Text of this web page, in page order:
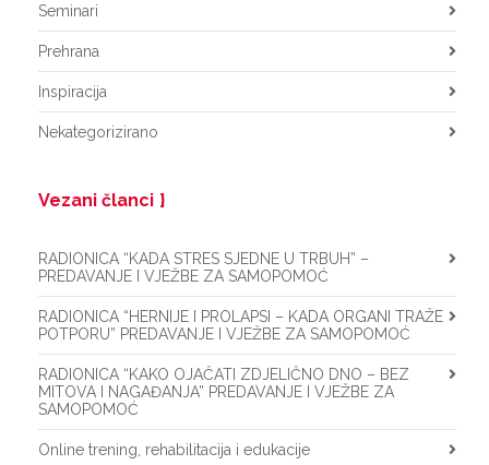
Seminari
Prehrana
Inspiracija
Nekategorizirano
Vezani članci
RADIONICA “KADA STRES SJEDNE U TRBUH” –
PREDAVANJE I VJEŽBE ZA SAMOPOMOĆ
RADIONICA “HERNIJE I PROLAPSI – KADA ORGANI TRAŽE
POTPORU” PREDAVANJE I VJEŽBE ZA SAMOPOMOĆ
RADIONICA “KAKO OJAČATI ZDJELIČNO DNO – BEZ
MITOVA I NAGAĐANJA” PREDAVANJE I VJEŽBE ZA
SAMOPOMOĆ
Online trening, rehabilitacija i edukacije